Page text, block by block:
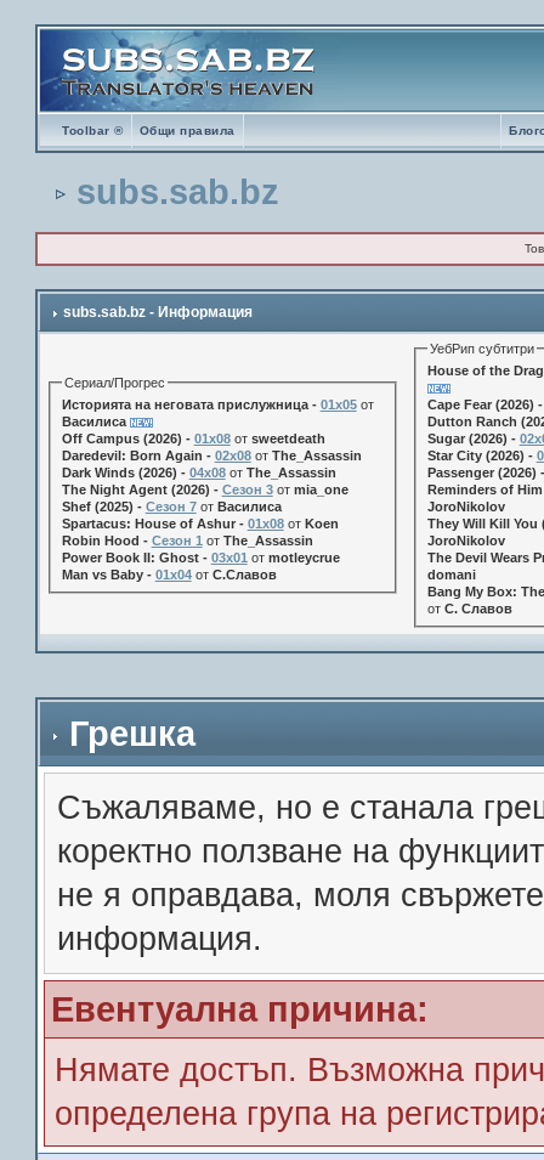
Toolbar ® Общи правила
subs.sab.bz
subs.sab.bz - Информация
Сериал/Прогрес
Историята на неговата прислужница - 01х05от
Василиса
Off Campus (2026) - 01x08от sweetdeath
Daredevil: Born Again - 02x08от The_Assassin
Dark Winds (2026) - 04x08от The_Assassin
The Night Agent (2026) - Сезон 3от mia_one
Shef (2025) - Сезон 7от Василиса
Spartacus: House of Ashur - 01x08от Koen
Robin Hood - Сезон 1 от The_Assassin
Power Book II: Ghost - 03x01 от motleycrue
Man vs Baby - 01x04от С.Славов
УебРип субтитри
House of the
Cape Fear (2026)
Dutton Ranch
Sugar (2026) -
Star City (2026) -
Passenger (2026)
Reminders of
JoroNikolov
They Will Kill You
JoroNikolov
The Devil Wears
domani
Bang My Box:
от С. Славов
Грешка
Съжалявамe, но е станала
коректно ползване на
не я оправдава, моля
информация.
Евентуална причина:
Нямате достъп. Възможна
определена група на